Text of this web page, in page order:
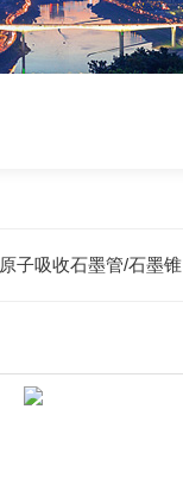
原子吸收石墨管/石墨锥